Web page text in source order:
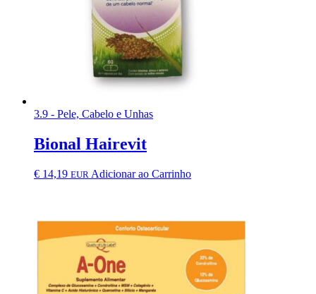
3.9 - Pele, Cabelo e Unhas
Bional Hairevit
€ 14,19 EUR Adicionar ao Carrinho